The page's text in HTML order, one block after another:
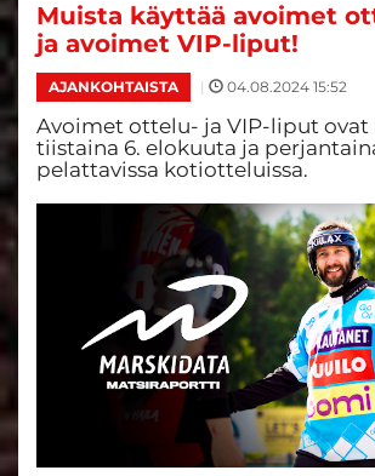
Muista käyttää avoimet
ja avoimet VIP-liput!
AJANKOHTAISTA | 04.08.2024 15:52
Avoimet ottelu- ja VIP-liput ovat
tiistaina 6. elokuuta ja
pelattavissa kotiotteluissa.